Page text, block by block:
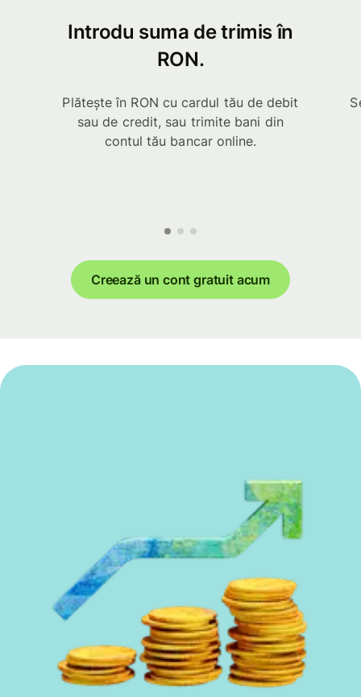
Introdu suma de trimis în
RON.
Plătește în RON cu cardul tău de debit
sau de credit, sau trimite bani din
contul tău bancar online.
Creează un cont gratuit acum